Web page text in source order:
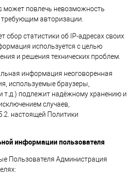
может повлечь невозможность
требующим авторизации.
сбор статистики об IP-адресах своих
используется с целью
и решения технических проблем.
информация неоговоренная
используемые браузеры,
т.д.) подлежит надёжному хранению и
случаев,
настоящей Политики
информации пользователя
Пользователя Администрация